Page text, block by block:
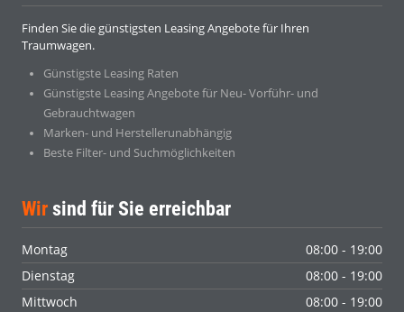
Finden Sie die günstigsten Leasing Angebote für Ihren
Traumwagen.
Günstigste Leasing Raten
Günstigste Leasing Angebote für Neu- Vorführ- und
Gebrauchtwagen
Marken- und Herstellerunabhängig
Beste Filter- und Suchmöglichkeiten
Wir sind für Sie erreichbar
Montag
08:00 - 19:00
Dienstag
08:00 - 19:00
Mittwoch
08:00 - 19:00